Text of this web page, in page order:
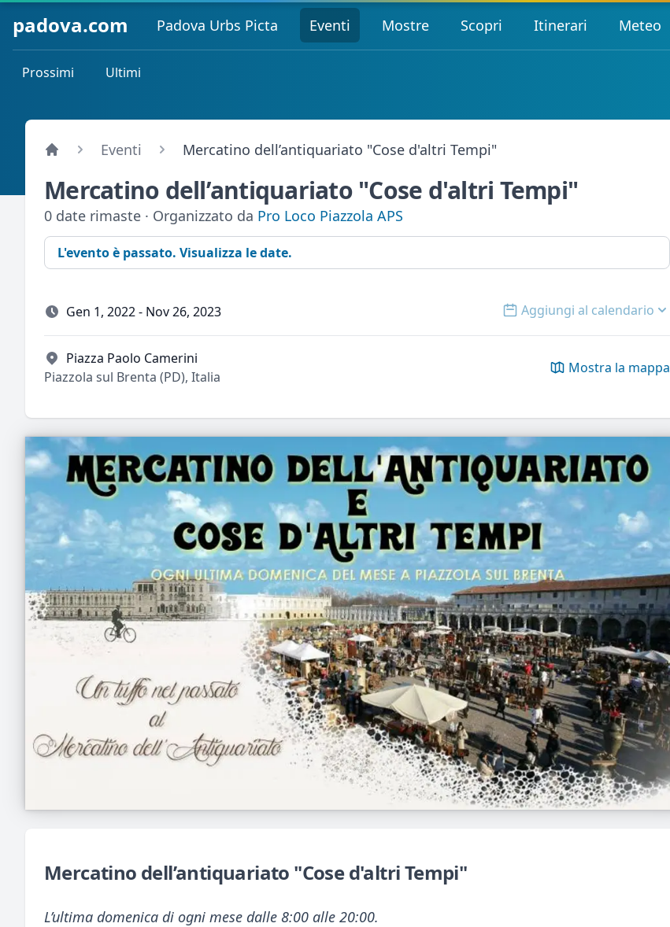
padova.com Padova Urbs Picta Eventi Mostre Scopri Itinerari Meteo
Prossimi Ultimi
Eventi Mercatino dell’antiquariato "Cose d'altri Tempi"
Mercatino dell’antiquariato "Cose d'altri Tempi"
0 date rimaste · Organizzato da Pro Loco Piazzola APS
L'evento è passato. Visualizza le date.
Gen 1, 2022 - Nov 26, 2023 Open options
Aggiungi al calendario
Piazza Paolo Camerini
Piazzola sul Brenta (PD), Italia
Mostra la mappa
Mercatino dell’antiquariato "Cose d'altri Tempi"
L’ultima domenica di ogni mese dalle 8:00 alle 20:00.